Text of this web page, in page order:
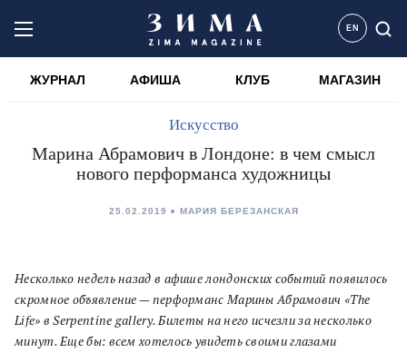
EN
ЖУРНАЛ АФИША КЛУБ МАГАЗИН
Искусство
Марина Абрамович в Лондоне: в чем смысл
нового перформанса художницы
25.02.2019 МАРИЯ БЕРЕЗАНСКАЯ
Несколько недель назад в афише лондонских событий появилось
скромное объявление — перформанс Марины Абрамович «The
Life» в Serpentine gallery. Билеты на него исчезли за несколько
минут. Еще бы: всем хотелось увидеть своими глазами